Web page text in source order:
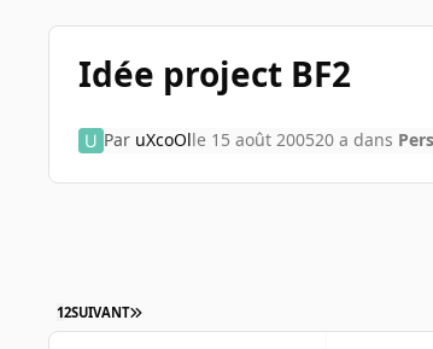
Idée project BF2
Par uXcoOlle 15 août 200520 a dans
12SUIVANT